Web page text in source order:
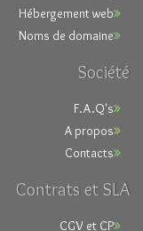
Hébergement web
Noms de domaine
Société
F.A.Q's
A propos
Contacts
Contrats et SLA
CGV et CP